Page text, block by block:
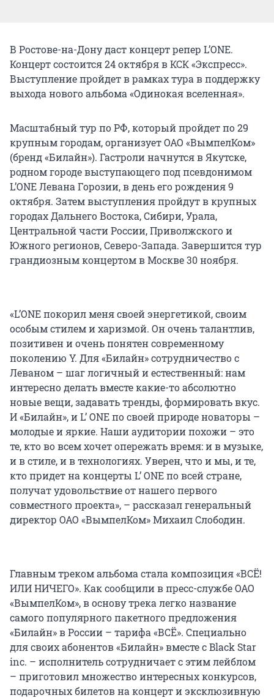
В Ростове-на-Дону даст концерт репер L’ONE.
Концерт состоится 24 октября в КСК «Экспресс».
Выступление пройдет в рамках тура в поддержку
выхода нового альбома «Одинокая вселенная».
Масштабный тур по РФ, который пройдет по 29
крупным городам, организует ОАО «ВымпелКом»
(бренд «Билайн»). Гастроли начнутся в Якутске,
родном городе выступающего под псевдонимом
L’ONE Левана Горозии, в день его рождения 9
октября. Затем выступления пройдут в крупных
городах Дальнего Востока, Сибири, Урала,
Центральной части России, Приволжского и
Южного регионов, Северо-Запада. Завершится тур
грандиозным концертом в Москве 30 ноября.
«L’ONE покорил меня своей энергетикой, своим
особым стилем и харизмой. Он очень талантлив,
позитивен и очень понятен современному
поколению Y. Для «Билайн» сотрудничество с
Леваном – шаг логичный и естественный: нам
интересно делать вместе какие-то абсолютно
новые вещи, задавать тренды, формировать вкус.
И «Билайн», и L’ ONE по своей природе новаторы –
молодые и яркие. Наши аудитории похожи – это
те, кто во всем хочет опережать время: и в музыке,
и в стиле, и в технологиях. Уверен, что и мы, и те,
кто придет на концерты L’ ONE по всей стране,
получат удовольствие от нашего первого
совместного проекта», – рассказал генеральный
директор ОАО «ВымпелКом» Михаил Слободин.
Главным треком альбома стала композиция «ВСЁ!
ИЛИ НИЧЕГО». Как сообщили в пресс-службе ОАО
«ВымпелКом», в основу трека легко название
самого популярного пакетного предложения
«Билайн» в России – тарифа «ВСЁ». Специально
для своих абонентов «Билайн» вместе с Black Star
inc. – исполнитель сотрудничает с этим лейблом
– приготовил множество интересных конкурсов,
подарочных билетов на концерт и эксклюзивную